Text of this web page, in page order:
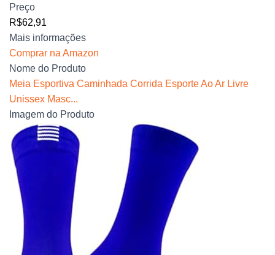
Preço
R$62,91
Mais informações
Comprar na Amazon
Nome do Produto
Meia Esportiva Caminhada Corrida Esporte Ao Ar Livre
Unissex Masc...
Imagem do Produto